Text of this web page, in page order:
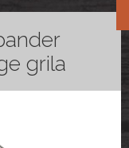
grila